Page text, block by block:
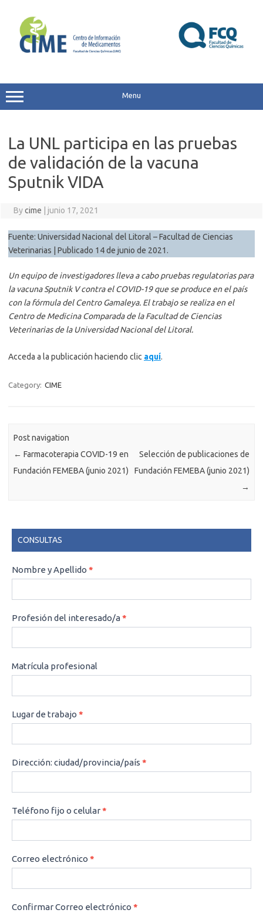
content
Menu
La UNL participa en las pruebas
de validación de la vacuna
Sputnik VIDA
Bycime junio 17, 2021
Fuente: Universidad Nacional del Litoral – Facultad de Ciencias
Veterinarias | Publicado 14 de junio de 2021.
Un equipo de investigadores lleva a cabo pruebas regulatorias para
la vacuna Sputnik V contra el COVID-19 que se produce en el país
con la fórmula del Centro Gamaleya. El trabajo se realiza en el
Centro de Medicina Comparada de la Facultad de Ciencias
Veterinarias de la Universidad Nacional del Litoral.
Acceda a la publicación haciendo clic aquí.
Category: CIME
Post navigation
← Farmacoterapia COVID-19 en
Fundación FEMEBA (junio 2021)
Selección de publicaciones de
Fundación FEMEBA (junio 2021)
→
CONSULTAS
CONSULTAS
Nombre y Apellido *
Profesión del interesado/a*
Matrícula profesional
Lugar de trabajo *
Dirección: ciudad/provincia/país *
Teléfono fijo o celular*
Correo electrónico *
Confirmar Correo electrónico *